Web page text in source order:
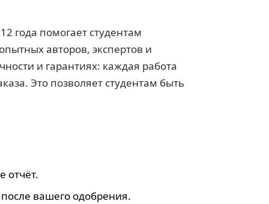
года помогает студентам
авторов, экспертов и
и гарантиях: каждая работа
Это позволяет студентам быть
отчёт.
вашего одобрения.